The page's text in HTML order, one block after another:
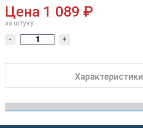
Цена 1 089 ₽
за штуку
- +
Характеристики